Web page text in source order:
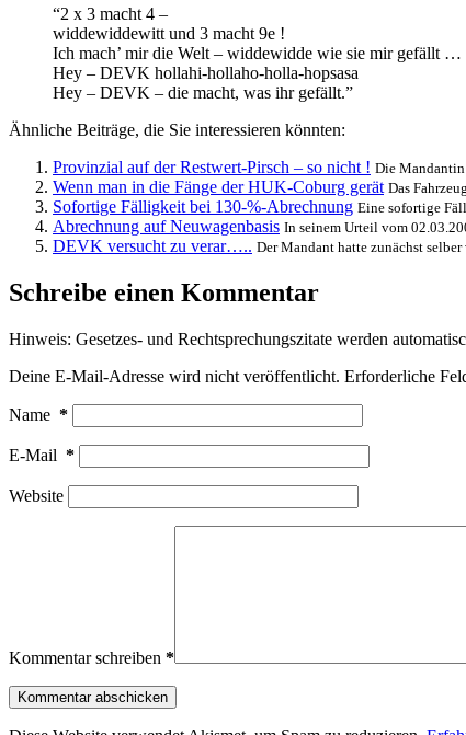
“2 x 3 macht 4 –
widdewiddewitt und 3 macht 9e !
Ich mach’ mir die Welt – widdewidde wie sie mir gefällt …
Hey – DEVK hollahi-hollaho-holla-hopsasa
Hey – DEVK – die macht, was ihr gefällt.”
Ähnliche Beiträge, die Sie interessieren könnten:
Provinzial auf der Restwert-Pirsch – so nicht ! Die Mandantin
Wenn man in die Fänge der HUK-Coburg gerät Das
Sofortige Fälligkeit bei 130-%-Abrechnung Eine sofortige
Abrechnung auf Neuwagenbasis In seinem Urteil vom
DEVK versucht zu verar….. Der Mandant hatte zunächst selber
Schreibe einen Kommentar
Hinweis: Gesetzes- und Rechtsprechungszitate werden
Deine E-Mail-Adresse wird nicht veröffentlicht. Erforderliche
Name *
E-Mail *
Website
Kommentar schreiben *
Kommentar abschicken